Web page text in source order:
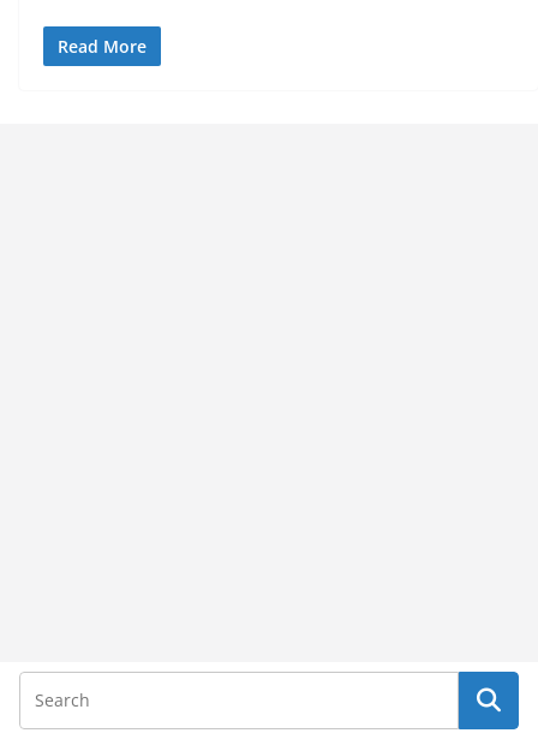
Read More